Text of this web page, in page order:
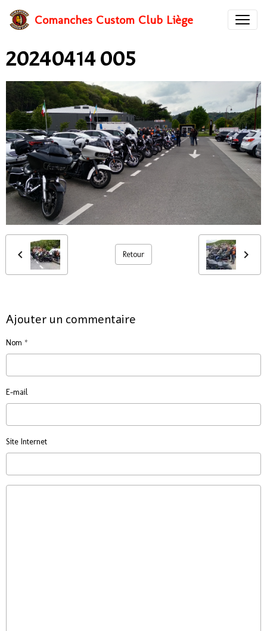
Comanches Custom Club Liège
20240414 005
Retour
Ajouter un commentaire
Nom
E-mail
Site Internet